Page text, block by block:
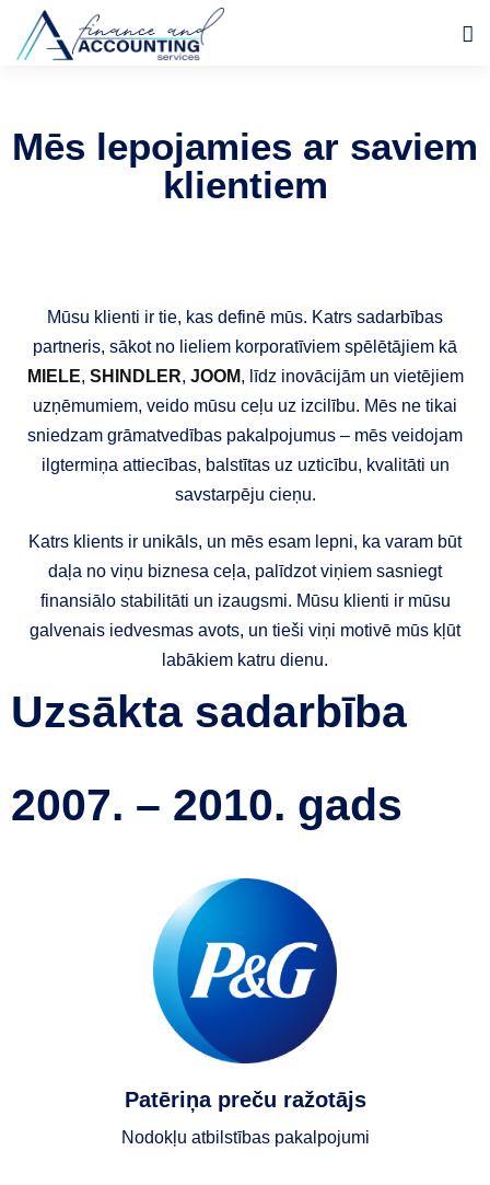
Mēs lepojamies ar saviem
klientiem
Mūsu klienti ir tie, kas definē mūs. Katrs sadarbības
partneris, sākot no lieliem korporatīviem spēlētājiem kā
MIELE, SHINDLER, JOOM, līdz inovācijām un vietējiem
uzņēmumiem, veido mūsu ceļu uz izcilību. Mēs ne tikai
sniedzam grāmatvedības pakalpojumus – mēs veidojam
ilgtermiņa attiecības, balstītas uz uzticību, kvalitāti un
savstarpēju cieņu.
Katrs klients ir unikāls, un mēs esam lepni, ka varam būt
daļa no viņu biznesa ceļa, palīdzot viņiem sasniegt
finansiālo stabilitāti un izaugsmi. Mūsu klienti ir mūsu
galvenais iedvesmas avots, un tieši viņi motivē mūs kļūt
labākiem katru dienu.
Uzsākta sadarbība
2007. – 2010. gads
Patēriņa preču ražotājs
Nodokļu atbilstības pakalpojumi